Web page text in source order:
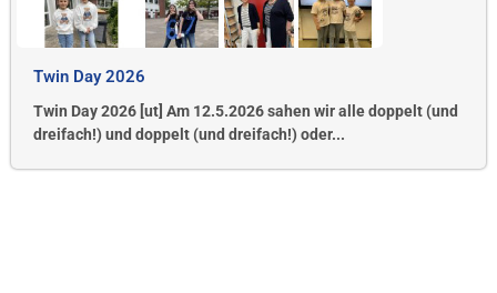
Twin Day 2026
Twin Day 2026 [ut] Am 12.5.2026 sahen wir alle doppelt (und
dreifach!) und doppelt (und dreifach!) oder...